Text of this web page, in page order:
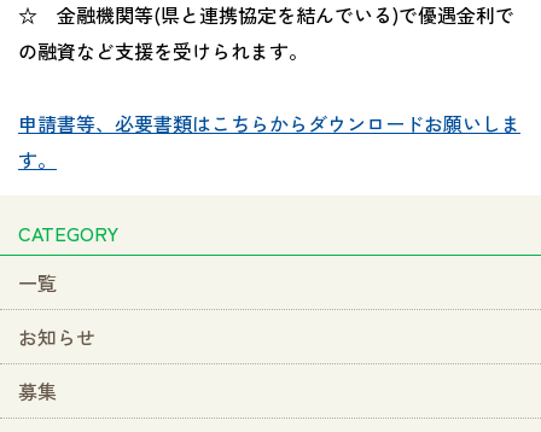
☆ 金融機関等(県と連携協定を結んでいる)で優遇金利で
の融資など支援を受けられます。
申請書等、必要書類はこちらからダウンロードお願いしま
す。
CATEGORY
一覧
お知らせ
募集